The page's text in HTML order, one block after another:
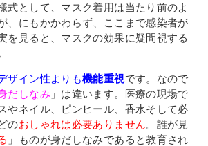
式として、マスク着用は当たり前のよ
、にもかかわらず、ここまで感染者が
を見ると、マスクの効果に疑問視する
ザイン性よりも機能重視です。なので
だしなみ 」は違います。医療の現場で
やネイル、ピンヒール、香水そして必
のおしゃれは必要ありません。誰が見
」ものが身だしなみであると教育され